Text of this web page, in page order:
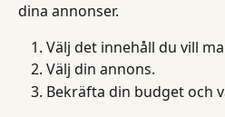
dina annonser.
Välj det innehåll du vill
Välj din annons.
Bekräfta din budget och